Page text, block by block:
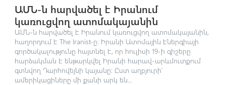
ԱՄՆ-ն հարվածել է Իրանում
կառուցվող ատոմակայանին
ԱՄՆ-ն հարվածել է Իրանում կառուցվող ատոմակայանին,
հաղորդում է The Iranist-ը։ Իրանի Ատոմային էներգիայի
գործակալությունը հայտնել է, որ հուլիսի 19-ի գիշերը
հարձակման է ենթարկվել Իրանի հարավ-արևմուտքում
գտնվող Դարհովեյնի կայանը։ Ըստ աղբյուրի՝
ամերիկացիները մի քանի արկ են...